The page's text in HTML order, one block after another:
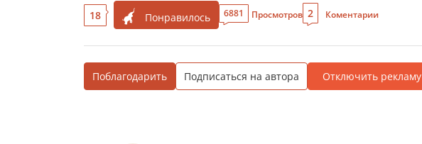
18 Понравилось 6881 Просмотров 2 Коментарии
Поблагодарить Подписаться на автора Отключить рекламу